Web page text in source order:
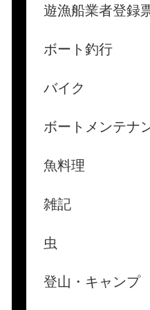
遊漁船業者登録
ボート釣行
バイク
ボートメンテナ
魚料理
雑記
虫
登山・キャンプ